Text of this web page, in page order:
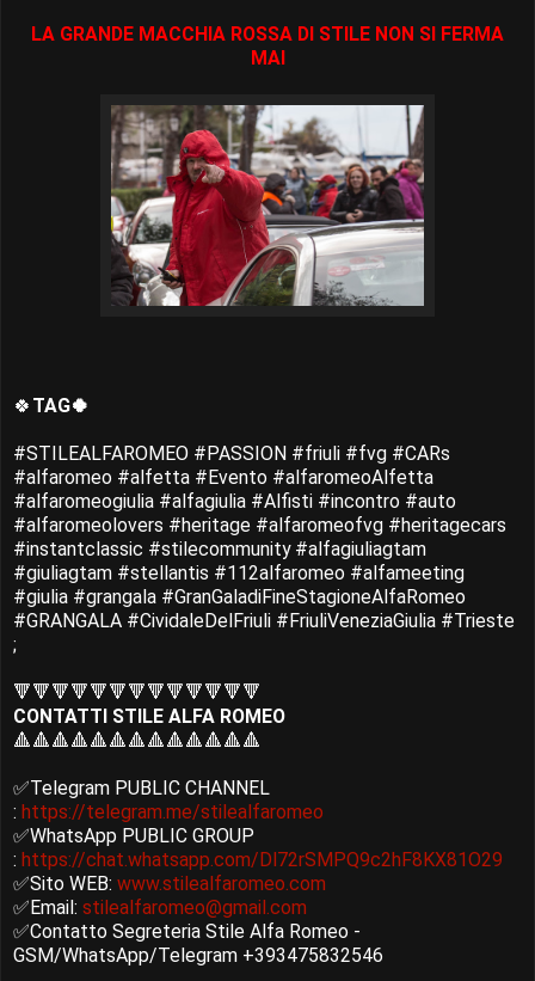
LA GRANDE MACCHIA ROSSA DI STILE NON SI FERMA
MAI
🍀 TAG🍀
#STILEALFAROMEO #PASSION #friuli #fvg #CARs
#alfaromeo #alfetta #Evento #alfaromeoAlfetta
#alfaromeogiulia #alfagiulia #Alfisti #incontro #auto
#alfaromeolovers #heritage #alfaromeofvg #heritagecars
#instantclassic #stilecommunity #alfagiuliagtam
#giuliagtam #stellantis #112alfaromeo #alfameeting
#giulia #grangala #GranGaladiFineStagioneAlfaRomeo
#GRANGALA #CividaleDelFriuli #FriuliVeneziaGiulia #Trieste
;
🔻🔻🔻🔻🔻🔻🔻🔻🔻🔻🔻🔻🔻
CONTATTI STILE ALFA ROMEO
🔺🔺🔺🔺🔺🔺🔺🔺🔺🔺🔺🔺🔺
✅Telegram PUBLIC CHANNEL
: https://telegram.me/stilealfaromeo
✅WhatsApp PUBLIC GROUP
: https://chat.whatsapp.com/Dl72rSMPQ9c2hF8KX81O29
✅Sito WEB: www.stilealfaromeo.com
✅Email: stilealfaromeo@gmail.com
✅Contatto Segreteria Stile Alfa Romeo -
GSM/WhatsApp/Telegram +393475832546